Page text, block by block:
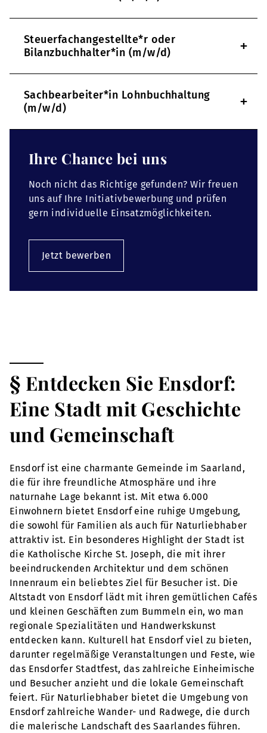
Steuerfachangestellte*r oder
Bilanzbuchhalter*in (m/w/d)
+
Sachbearbeiter*in Lohnbuchhaltung
(m/w/d)
+
Ihre Chance bei uns
Noch nicht das Richtige gefunden? Wir freuen
uns auf Ihre Initiativbewerbung und prüfen
gern individuelle Einsatzmöglichkeiten.
Jetzt bewerben
§ Entdecken Sie Ensdorf:
Eine Stadt mit Geschichte
und Gemeinschaft
Ensdorf ist eine charmante Gemeinde im Saarland,
die für ihre freundliche Atmosphäre und ihre
naturnahe Lage bekannt ist. Mit etwa 6.000
Einwohnern bietet Ensdorf eine ruhige Umgebung,
die sowohl für Familien als auch für Naturliebhaber
attraktiv ist. Ein besonderes Highlight der Stadt ist
die Katholische Kirche St. Joseph, die mit ihrer
beeindruckenden Architektur und dem schönen
Innenraum ein beliebtes Ziel für Besucher ist. Die
Altstadt von Ensdorf lädt mit ihren gemütlichen Cafés
und kleinen Geschäften zum Bummeln ein, wo man
regionale Spezialitäten und Handwerkskunst
entdecken kann. Kulturell hat Ensdorf viel zu bieten,
darunter regelmäßige Veranstaltungen und Feste, wie
das Ensdorfer Stadtfest, das zahlreiche Einheimische
und Besucher anzieht und die lokale Gemeinschaft
feiert. Für Naturliebhaber bietet die Umgebung von
Ensdorf zahlreiche Wander- und Radwege, die durch
die malerische Landschaft des Saarlandes führen.